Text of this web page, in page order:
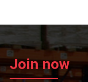
Join now